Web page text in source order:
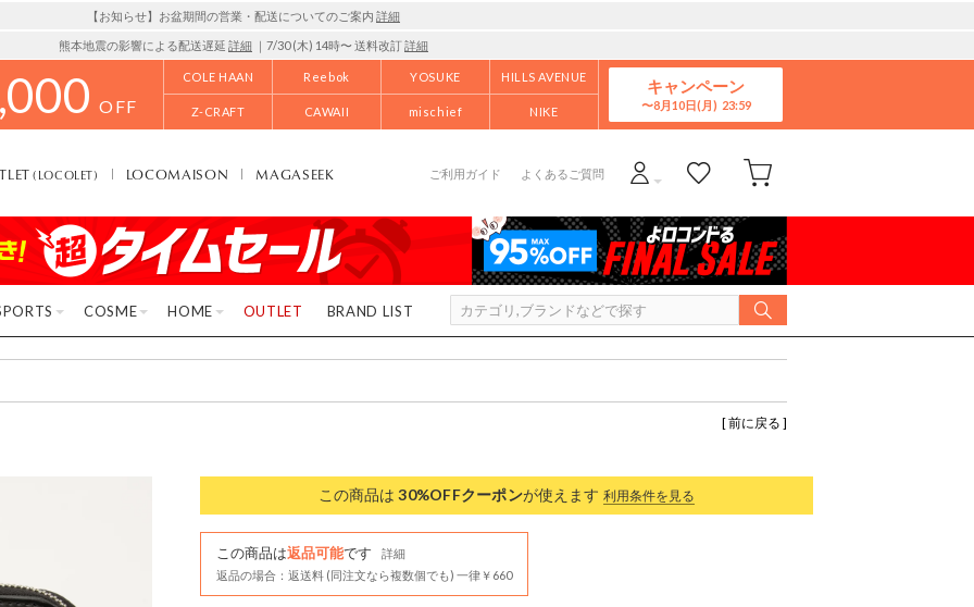
【お知らせ】お盆期間の営業・配送についてのご案内 詳細
熊本地震の影響による配送遅延 詳細 ｜7/30 (木) 14時〜 送料改訂詳細
OFF
COLE HAAN Reebok YOSUKE HILLS AVENUE
Z-CRAFT CAWAII mischief NIKE
キャンペーン
8月10日(月)
(LOCOLET) LOCOMAISON MAGASEEK ご利用ガイド よくあるご質問
COSME HOME OUTLET BRAND LIST
[ 前に戻る ]
この商品は 30%OFFクーポンが使えます 利用条件を見る
この商品は返品可能です
詳細
返品の場合：返送料 (同注文なら複数個でも) 一律￥660